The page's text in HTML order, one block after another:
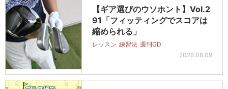
【ギア選びのウソホント】Vol.2
91「フィッティングでスコアは
縮められる」
レッスン 練習法 週刊GD
2026.08.09